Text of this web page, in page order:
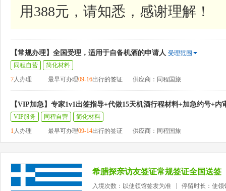
用388元，请知悉，感谢理解！
【常规办理】全国受理，适用于自备机酒的申请人 受理范围
同程自营
简化材料
7人办理 最早可办理09-16出行的签证 供应商：同程国旅
【VIP加急】专家1v1出签指导+代做15天机酒行程材料+加急约号+内
VIP服务 同程自营
简化材料
1人办理 最早可办理09-14出行的签证 供应商：同程国旅
希腊探亲访友签证常规签证全国送签
入境次数：以使领馆签发为准
停留时长：使领